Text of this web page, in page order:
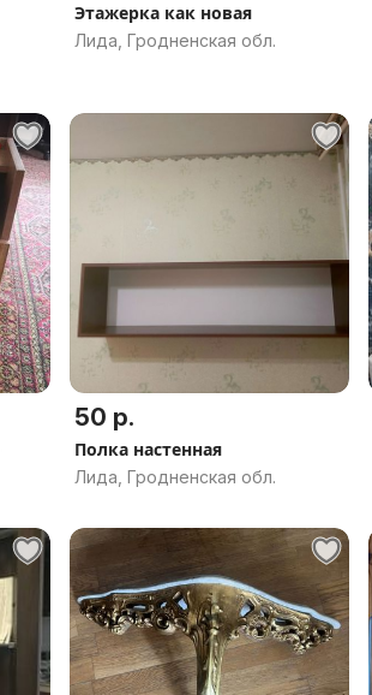
Этажерка как новая
Лида, Гродненская обл.
50 р.
Полка настенная
Лида, Гродненская обл.